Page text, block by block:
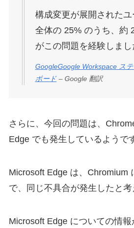
構成変更が展開されたユ
全体の 25% のうち、約
がこの問題を経験しまし
GoogleGoogle Workspace ス
ボード– Google 翻訳
さらに、今回の問題は、
Edge でも発生しているようで
Microsoft Edge は、Chromium
で、同じ不具合が発生したと考
Microsoft Edge についての情